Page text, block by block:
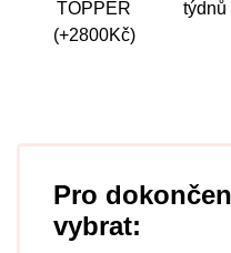
TOPPER
(+2800Kč)
týdnů
Pro
vybrat: